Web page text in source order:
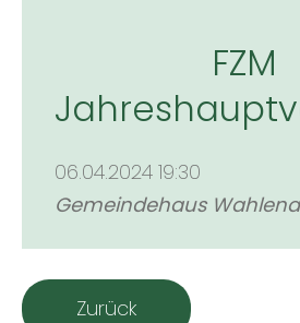
FZM
06.04.2024 19:30
Gemeindehaus
Zurück